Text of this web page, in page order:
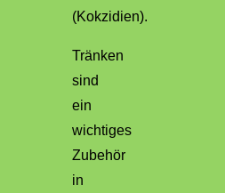
(Kokzidien).
Tränken
sind
ein
wichtiges
Zubehör
in